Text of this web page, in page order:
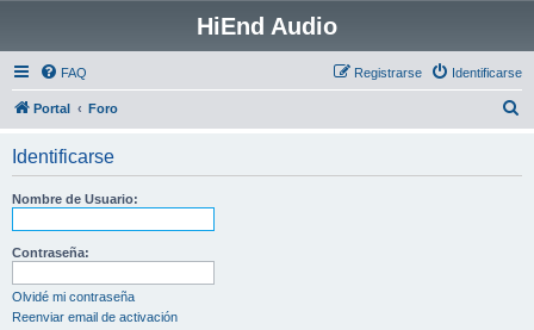
HiEnd Audio
FAQ Identificarse
Registrarse
Portal Foro
Identificarse
Nombre de Usuario:
Contraseña:
Olvidé mi contraseña
Reenviar email de activación